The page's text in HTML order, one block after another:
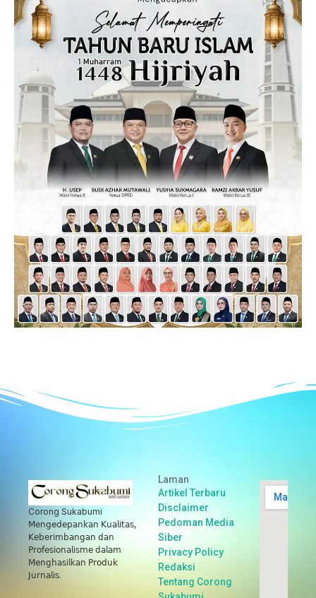
Corong Sukabumi
𝖬𝖾𝗇𝗀𝖾𝖽𝖾𝗉𝖺𝗇𝗄𝖺𝗇 𝖪𝗎𝖺𝗅𝗂𝗍𝖺𝗌,
𝖪𝖾𝖻𝖾𝗋𝗂𝗆𝖻𝖺𝗇𝗀𝖺𝗇 𝖽𝖺𝗇
𝖯𝗋𝗈𝖿𝖾𝗌𝗂𝗈𝗇𝖺𝗅𝗂𝗌𝗆𝖾 𝖽𝖺𝗅𝖺𝗆
𝖬𝖾𝗇𝗀𝗁𝖺𝗌𝗂𝗅𝗄𝖺𝗇 𝖯𝗋𝗈𝖽𝗎𝗄
𝖩𝗎𝗋𝗇𝖺𝗅𝗂𝗌.
Laman
Artikel Terbaru
Disclaimer
Pedoman Media
Siber
Privacy Policy
Redaksi
Tentang Corong